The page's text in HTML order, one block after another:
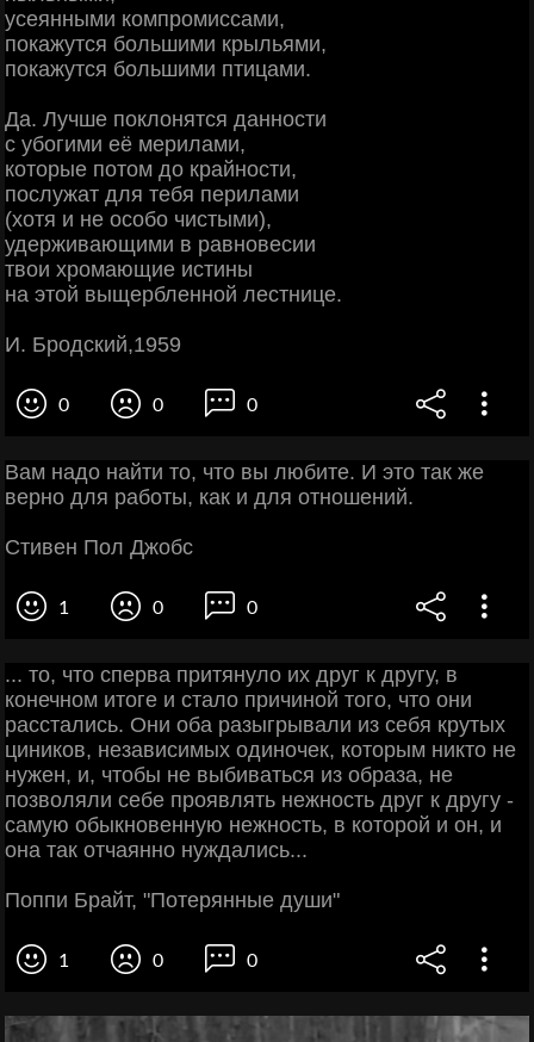
усеянными компромиссами,
покажутся большими крыльями,
покажутся большими птицами.
Да. Лучше поклонятся данности
с убогими её мерилами,
которые потом до крайности,
послужат для тебя перилами
(хотя и не особо чистыми),
удерживающими в равновесии
твои хромающие истины
на этой выщербленной лестнице.
И. Бродский,1959
0 0 0
Вам надо найти то, что вы любите. И это так же
верно для работы, как и для отношений.
Стивен Пол Джобс
1 0 0
... то, что сперва притянуло их друг к другу, в
конечном итоге и стало причиной того, что они
расстались. Они оба разыгрывали из себя крутых
циников, независимых одиночек, которым никто не
нужен, и, чтобы не выбиваться из образа, не
позволяли себе проявлять нежность друг к другу -
самую обыкновенную нежность, в которой и он, и
она так отчаянно нуждались...
Поппи Брайт, "Потерянные души"
1 0 0